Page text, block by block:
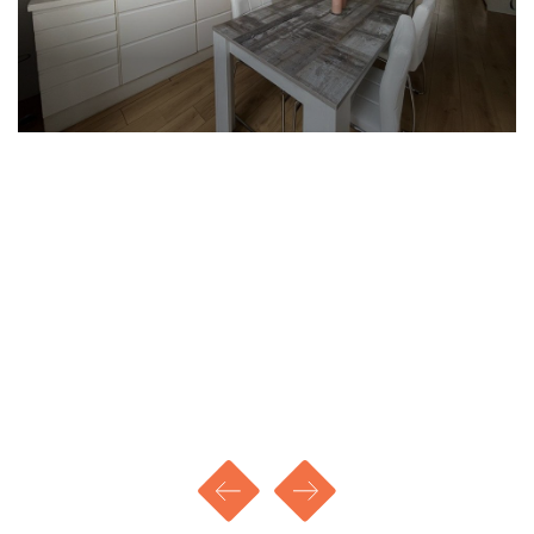
Totale huur per maand: € 950,00
Waarborgsom: € 1500,00
Disclaimer - Huren bij 'mijn huis en ik'
je een mail krijgt met ons nieuwste aanbod.
- Als inkomenseis dien je minimaal drie (3) keer